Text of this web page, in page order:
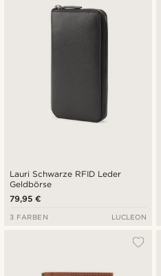
Lauri Schwarze RFID Leder
Geldbörse
79,95 €
3 FARBEN LUCLEON